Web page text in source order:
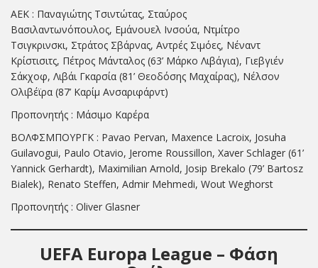
ΑΕΚ : Παναγιώτης Τσιντώτας, Σταύρος
Βασιλαντωνόπουλος, Εμάνουελ Ινσούα, Ντμίτρο
Τσιγκρινσκι, Στράτος Σβάρνας, Αντρές Σιμόες, Νέναντ
Κρίστισιτς, Πέτρος Μάνταλος (63’ Μάρκο Λιβάγια), Γιεβγιέν
Σάκχοφ, Λιβάι Γκαρσία (81’ Θεοδόσης Μαχαίρας), Νέλσον
Ολιβέϊρα (87’ Καρίμ Ανσαριφάρντ)
Προπονητής : Μάσιμο Καρέρα
ΒΟΛΦΣΜΠΟΥΡΓΚ : Pavao Pervan, Maxence Lacroix, Josuha
Guilavogui, Paulo Otavio, Jerome Roussillon, Xaver Schlager (61’
Yannick Gerhardt), Maximilian Arnold, Josip Brekalo (79’ Bartosz
Bialek), Renato Steffen, Admir Mehmedi, Wout Weghorst
Προπονητής : Oliver Glasner
UEFA Europa League – Φάση